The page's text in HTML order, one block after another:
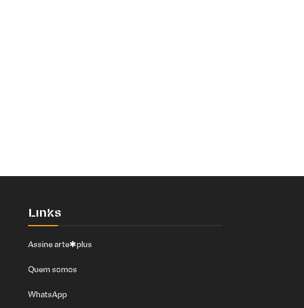
Links
Assine arte✱plus
Quem somos
WhatsApp